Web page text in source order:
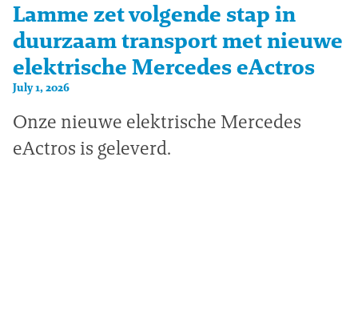
Lamme zet volgende stap in
duurzaam transport met nieuwe
elektrische Mercedes eActros
July 1, 2026
Onze nieuwe elektrische Mercedes
eActros is geleverd.